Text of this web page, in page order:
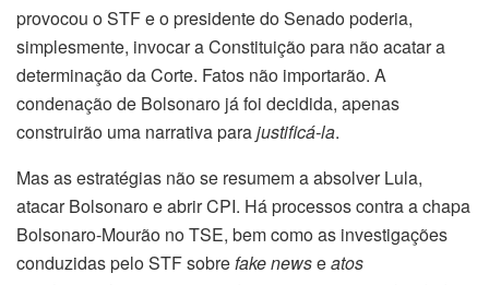
provocou o STF e o presidente do Senado poderia,
simplesmente, invocar a Constituição para não acatar a
determinação da Corte. Fatos não importarão. A
condenação de Bolsonaro já foi decidida, apenas
construirão uma narrativa parajustificá-la.
Mas as estratégias não se resumem a absolver Lula,
atacar Bolsonaro e abrir CPI. Há processos contra a chapa
Bolsonaro-Mourão no TSE, bem como as investigações
conduzidas pelo STF sobrefake newseatos